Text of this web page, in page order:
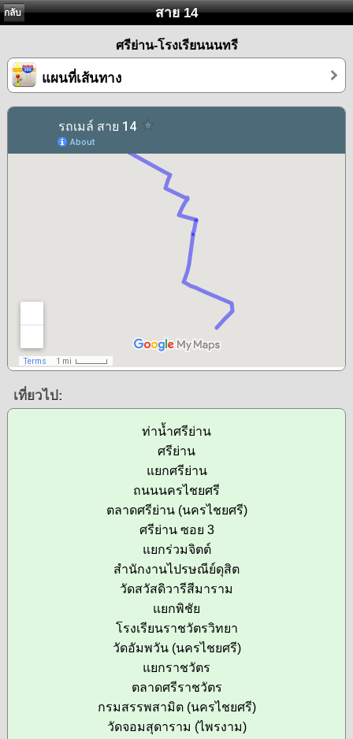
กลับ สาย 14
ศรีย่าน-โรงเรียนนนทรี
แผนที่เส้นทาง
เที่ยวไป:
ท่าน้ำศรีย่าน
ศรีย่าน
แยกศรีย่าน
ถนนนครไชยศรี
ตลาดศรีย่าน (นครไชยศรี)
ศรีย่าน ซอย 3
แยกร่วมจิตต์
สำนักงานไปรษณีย์ดุสิต
วัดสวัสดิวารีสีมาราม
แยกพิชัย
โรงเรียนราชวัตรวิทยา
วัดอัมพวัน (นครไชยศรี)
แยกราชวัตร
ตลาดศรีราชวัตร
กรมสรรพสามิต (นครไชยศรี)
วัดจอมสุดาราม (ไพรงาม)